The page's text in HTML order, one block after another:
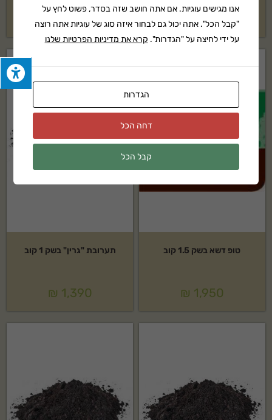
₪1,189
₪1,500
טופ דשא בשק 1.5 קוב
₪ 1,950
תערובת "גרין" בשק 1 קוב
₪ 1,390
אנו מגישים עוגיות. אם אתה חושב שזה בסדר, פשוט לחץ על
"קבל הכל". אתה יכול גם לבחור איזה סוג של עוגיות אתה רוצה
על ידי לחיצה על "הגדרות". קרא את מדיניות הפרטיות שלנו
הגדרות
דחה הכל
קבל הכל